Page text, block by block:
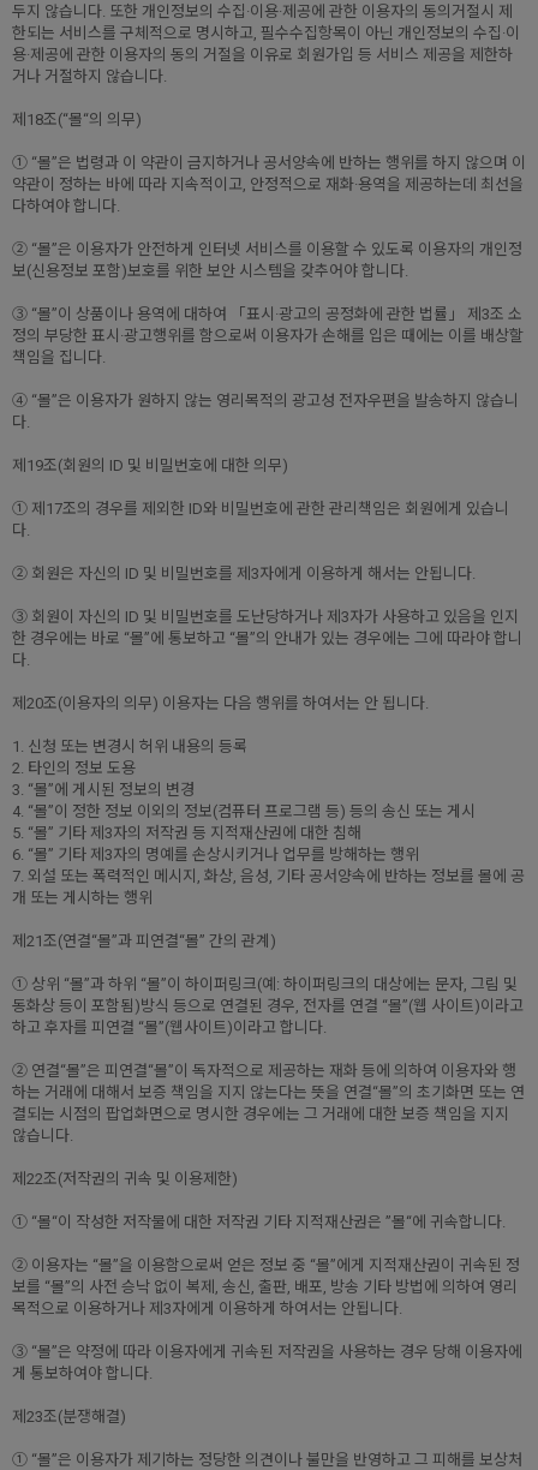
두지 않습니다. 또한 개인정보의 수집·이용·제공에 관한 이용자의 동의거절시 제
한되는 서비스를 구체적으로 명시하고, 필수수집항목이 아닌 개인정보의 수집·이
용·제공에 관한 이용자의 동의 거절을 이유로 회원가입 등 서비스 제공을 제한하
거나 거절하지 않습니다.
제18조(“몰“의 의무)
① “몰”은 법령과 이 약관이 금지하거나 공서양속에 반하는 행위를 하지 않으며 이
약관이 정하는 바에 따라 지속적이고, 안정적으로 재화·용역을 제공하는데 최선을
다하여야 합니다.
② “몰”은 이용자가 안전하게 인터넷 서비스를 이용할 수 있도록 이용자의 개인정
보(신용정보 포함)보호를 위한 보안 시스템을 갖추어야 합니다.
③ “몰”이 상품이나 용역에 대하여 「표시·광고의 공정화에 관한 법률」 제3조 소
정의 부당한 표시·광고행위를 함으로써 이용자가 손해를 입은 때에는 이를 배상할
책임을 집니다.
④ “몰”은 이용자가 원하지 않는 영리목적의 광고성 전자우편을 발송하지 않습니
다.
제19조(회원의 ID 및 비밀번호에 대한 의무)
① 제17조의 경우를 제외한 ID와 비밀번호에 관한 관리책임은 회원에게 있습니
다.
② 회원은 자신의 ID 및 비밀번호를 제3자에게 이용하게 해서는 안됩니다.
③ 회원이 자신의 ID 및 비밀번호를 도난당하거나 제3자가 사용하고 있음을 인지
한 경우에는 바로 “몰”에 통보하고 “몰”의 안내가 있는 경우에는 그에 따라야 합니
다.
제20조(이용자의 의무) 이용자는 다음 행위를 하여서는 안 됩니다.
1. 신청 또는 변경시 허위 내용의 등록
2. 타인의 정보 도용
3. “몰”에 게시된 정보의 변경
4. “몰”이 정한 정보 이외의 정보(컴퓨터 프로그램 등) 등의 송신 또는 게시
5. “몰” 기타 제3자의 저작권 등 지적재산권에 대한 침해
6. “몰” 기타 제3자의 명예를 손상시키거나 업무를 방해하는 행위
7. 외설 또는 폭력적인 메시지, 화상, 음성, 기타 공서양속에 반하는 정보를 몰에 공
개 또는 게시하는 행위
제21조(연결“몰”과 피연결“몰” 간의 관계)
① 상위 “몰”과 하위 “몰”이 하이퍼링크(예: 하이퍼링크의 대상에는 문자, 그림 및
동화상 등이 포함됨)방식 등으로 연결된 경우, 전자를 연결 “몰”(웹 사이트)이라고
하고 후자를 피연결 “몰”(웹사이트)이라고 합니다.
② 연결“몰”은 피연결“몰”이 독자적으로 제공하는 재화 등에 의하여 이용자와 행
하는 거래에 대해서 보증 책임을 지지 않는다는 뜻을 연결“몰”의 초기화면 또는 연
결되는 시점의 팝업화면으로 명시한 경우에는 그 거래에 대한 보증 책임을 지지
않습니다.
제22조(저작권의 귀속 및 이용제한)
① “몰“이 작성한 저작물에 대한 저작권 기타 지적재산권은 ”몰“에 귀속합니다.
② 이용자는 “몰”을 이용함으로써 얻은 정보 중 “몰”에게 지적재산권이 귀속된 정
보를 “몰”의 사전 승낙 없이 복제, 송신, 출판, 배포, 방송 기타 방법에 의하여 영리
목적으로 이용하거나 제3자에게 이용하게 하여서는 안됩니다.
③ “몰”은 약정에 따라 이용자에게 귀속된 저작권을 사용하는 경우 당해 이용자에
게 통보하여야 합니다.
제23조(분쟁해결)
① “몰”은 이용자가 제기하는 정당한 의견이나 불만을 반영하고 그 피해를 보상처